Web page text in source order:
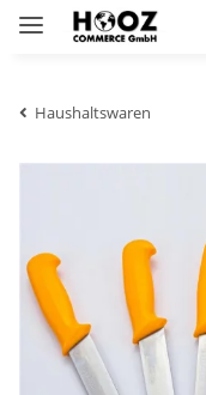
Haushaltswaren